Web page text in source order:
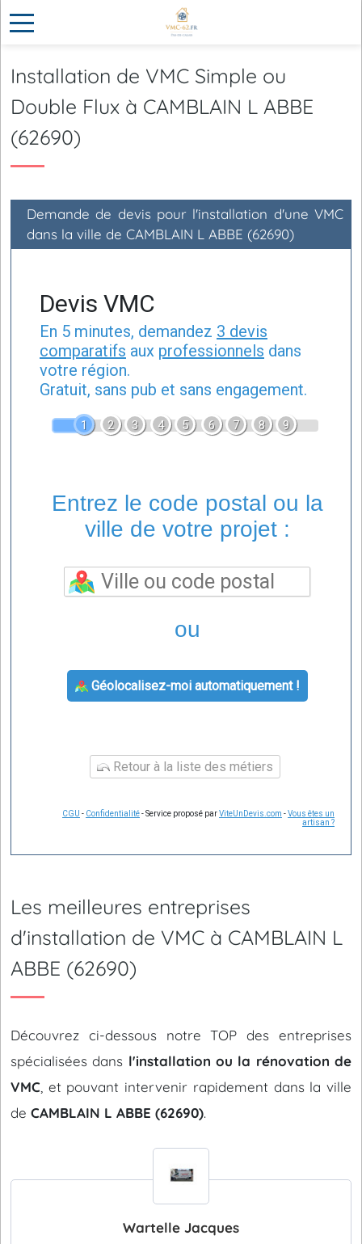
Installation de VMC Simple ou
Double Flux à CAMBLAIN L ABBE
(62690)
Demande de devis pour l'installation d'une VMC
dans la ville de CAMBLAIN L ABBE (62690)
Devis VMC
En 5 minutes, demandez 3 devis
comparatifs aux professionnels dans
votre région.
Gratuit, sans pub et sans engagement.
1 2 3 4 5 6 7 8 9
Entrez le code postal ou la
ville de votre projet :
ou
Géolocalisez-moi automatiquement !
Retour à la liste des métiers
CGU - Confidentialité- Service proposé parViteUnDevis.com -Vous êtes un
artisan ?
Les meilleures entreprises
d'installation de VMC à CAMBLAIN L
ABBE (62690)
Découvrez ci-dessous notre TOP des entreprises
spécialisées dans l'installation ou la rénovation de
VMC , et pouvant intervenir rapidement dans la ville
de CAMBLAIN L ABBE (62690).
Wartelle Jacques